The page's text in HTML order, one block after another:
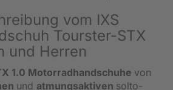
vom IXS
Tourster-STX
und Herren
1.0 Motorradhandschuhe von
und atmungsaktiven solto-